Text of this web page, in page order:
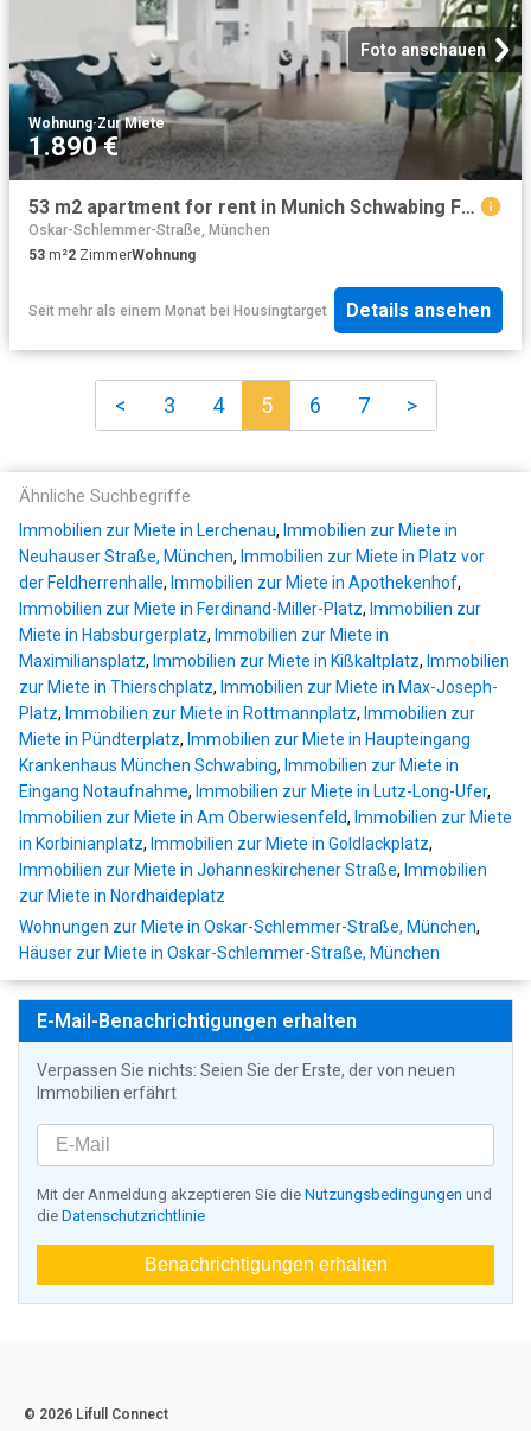
Foto anschauen
Wohnung·Zur Miete
1.890 €
53 m2 apartment for rent in Munich Schwabing Freimann
Oskar-Schlemmer-Straße, München
53 m²2 ZimmerWohnung
Seit mehr als einem Monat bei Housingtarget Details ansehen
< 3 4 5 6 7 >
Ähnliche Suchbegriffe
Immobilien zur Miete in Lerchenau, Immobilien zur Miete in
Neuhauser Straße, München, Immobilien zur Miete in Platz vor
der Feldherrenhalle, Immobilien zur Miete in Apothekenhof,
Immobilien zur Miete in Ferdinand-Miller-Platz, Immobilien zur
Miete in Habsburgerplatz, Immobilien zur Miete in
Maximiliansplatz, Immobilien zur Miete in Kißkaltplatz, Immobilien
zur Miete in Thierschplatz, Immobilien zur Miete in Max-Joseph-
Platz, Immobilien zur Miete in Rottmannplatz, Immobilien zur
Miete in Pündterplatz, Immobilien zur Miete in Haupteingang
Krankenhaus München Schwabing, Immobilien zur Miete in
Eingang Notaufnahme, Immobilien zur Miete in Lutz-Long-Ufer,
Immobilien zur Miete in Am Oberwiesenfeld, Immobilien zur Miete
in Korbinianplatz, Immobilien zur Miete in Goldlackplatz,
Immobilien zur Miete in Johanneskirchener Straße, Immobilien
zur Miete in Nordhaideplatz
Wohnungen zur Miete in Oskar-Schlemmer-Straße, München,
Häuser zur Miete in Oskar-Schlemmer-Straße, München
E-Mail-Benachrichtigungen erhalten
Verpassen Sie nichts: Seien Sie der Erste, der von neuen
Immobilien erfährt
Mit der Anmeldung akzeptieren Sie die Nutzungsbedingungen und
die Datenschutzrichtlinie
Benachrichtigungen erhalten
© 2026 Lifull Connect